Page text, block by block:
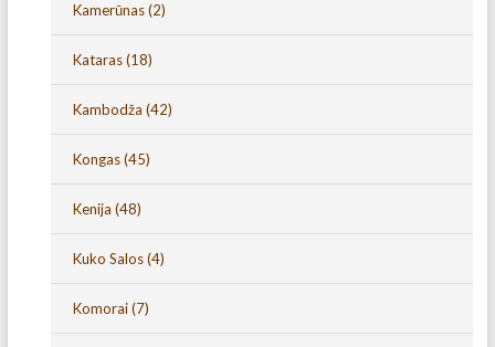
Kamerūnas(2)
Kataras(18)
Kambodža (42)
Kongas(45)
Kenija (48)
Kuko Salos(4)
Komorai(7)